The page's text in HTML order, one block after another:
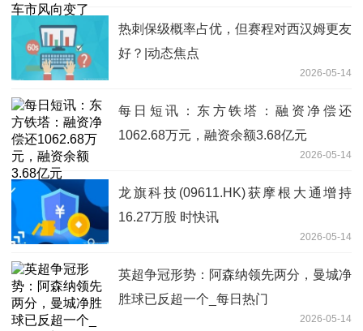
热刺保级概率占优，但赛程对西汉姆更友
好？|动态焦点
2026-05-14
每日短讯：东方铁塔：融资净偿还
1062.68万元，融资余额3.68亿元
2026-05-14
龙旗科技(09611.HK)获摩根大通增持
16.27万股 时快讯
2026-05-14
英超争冠形势：阿森纳领先两分，曼城净
胜球已反超一个_每日热门
2026-05-14